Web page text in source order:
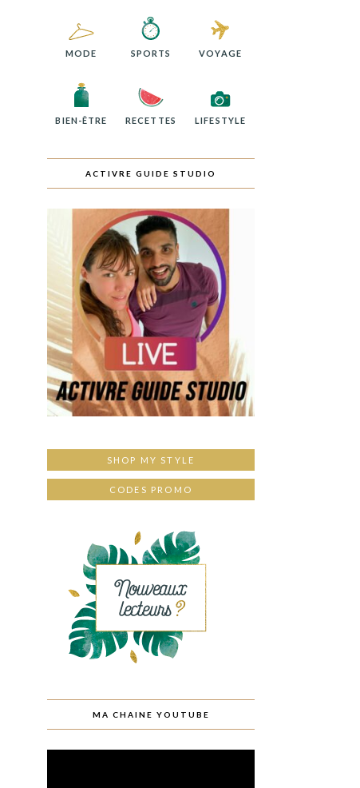
MODE SPORTS VOYAGE
BIEN-ÊTRE RECETTES LIFESTYLE
ACTIVRE GUIDE STUDIO
SHOP MY STYLE
CODES PROMO
MA CHAINE YOUTUBE